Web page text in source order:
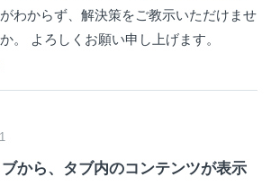
わからず、解決策をご教示いただけませ
。 よろしくお願い申し上げます。
から、タブ内のコンテンツが表示